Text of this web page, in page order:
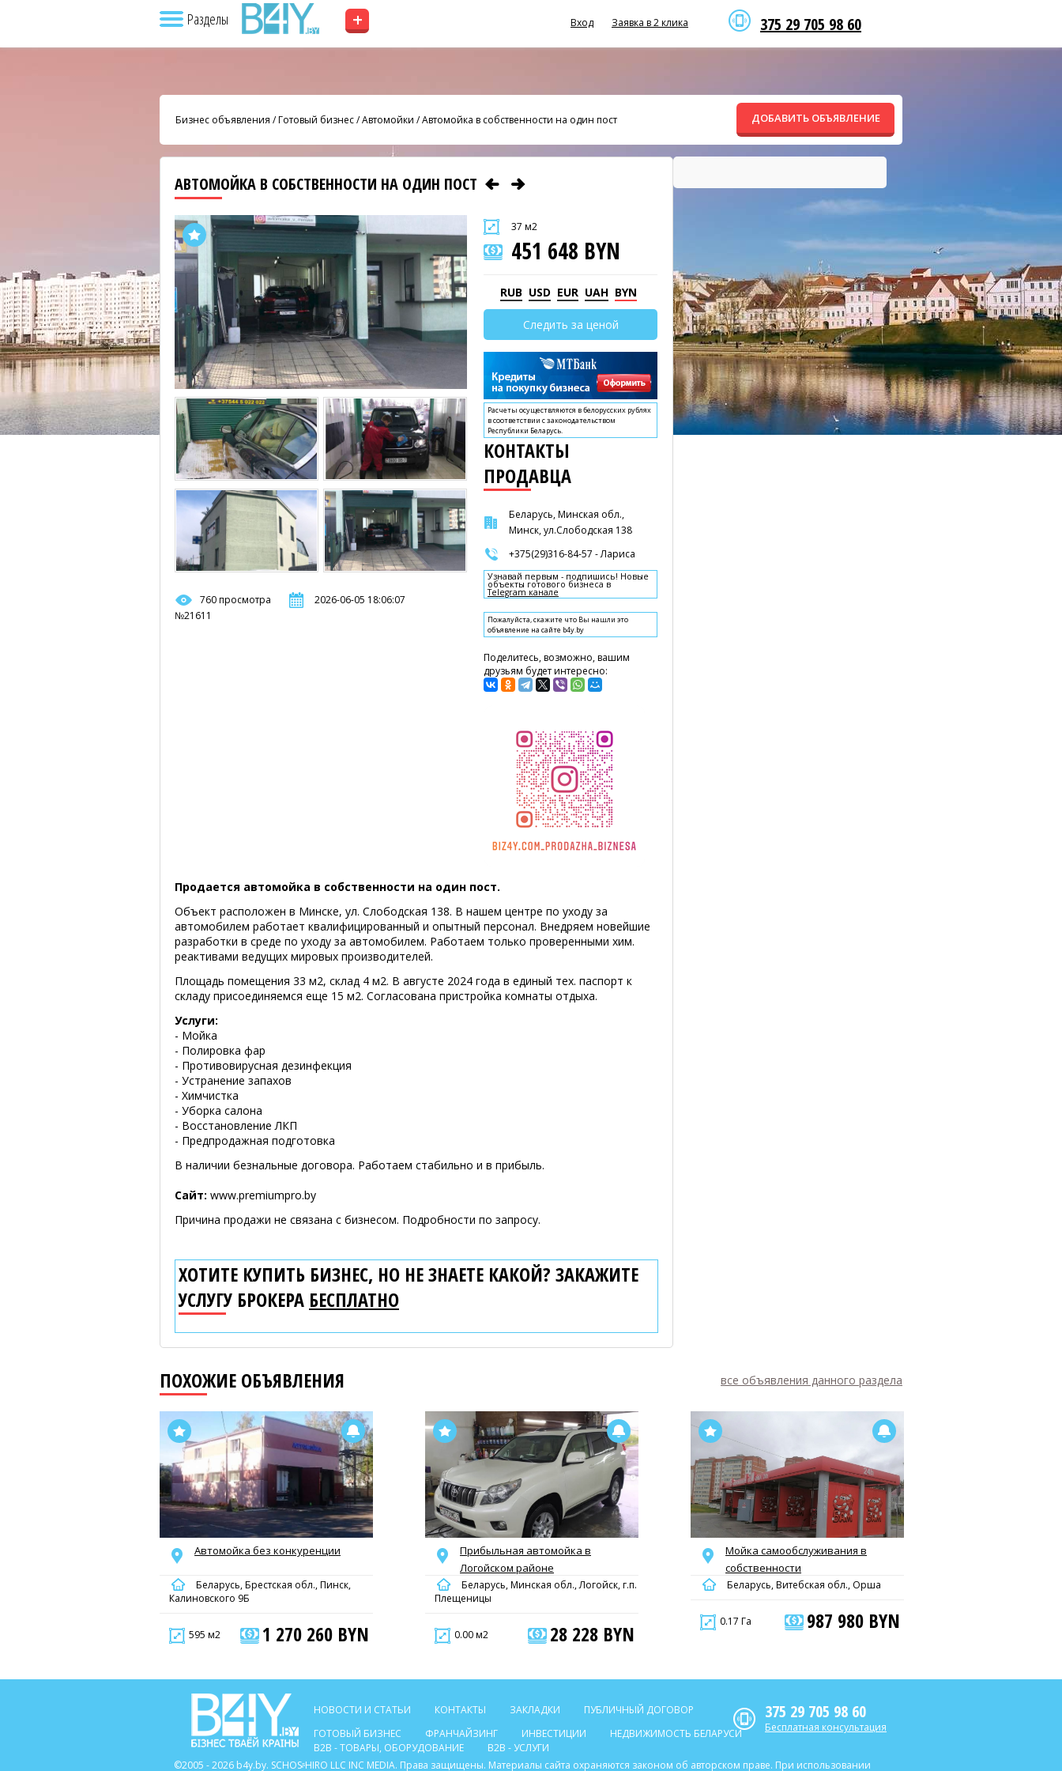
Разделы + 375 29 705 98 60
Вход Заявка в 2 клика
Бизнес объявления /Готовый бизнес/Автомойки /Автомойка в собственности на один пост ДОБАВИТЬ ОБЪЯВЛЕНИЕ
АВТОМОЙКА В СОБСТВЕННОСТИ НА ОДИН ПОСТ
760 просмотра
2026-06-05 18:06:07
№21611
37 м2
451 648 BYN
RUB USD EUR UAH BYN
Следить за ценой
Расчеты осуществляются в белорусских рублях
в соответствии с законодательством
Республики Беларусь.
КОНТАКТЫ
ПРОДАВЦА
Беларусь, Минская обл.,
Минск, ул.Слободская 138
+375(29)316-84-57 - Лариса
Узнавай первым - подпишись! Новые
объекты готового бизнеса в
Telegram канале
Пожалуйста, скажите что Вы нашли это
объявление на сайте b4y.by
Поделитесь, возможно, вашим
друзьям будет интересно:
Продается автомойка в собственности на один пост.
Объект расположен в Минске, ул. Слободская 138. В нашем центре по уходу за
автомобилем работает квалифицированный и опытный персонал. Внедряем новейшие
разработки в среде по уходу за автомобилем. Работаем только проверенными хим.
реактивами ведущих мировых производителей.
Площадь помещения 33 м2, склад 4 м2. В августе 2024 года в единый тех. паспорт к
складу присоединяемся еще 15 м2. Согласована пристройка комнаты отдыха.
Услуги:
- Мойка
- Полировка фар
- Противовирусная дезинфекция
- Устранение запахов
- Химчистка
- Уборка салона
- Восстановление ЛКП
- Предпродажная подготовка
В наличии безнальные договора. Работаем стабильно и в прибыль.
Сайт: www.premiumpro.by
Причина продажи не связана с бизнесом. Подробности по запросу.
ХОТИТЕ КУПИТЬ БИЗНЕС, НО НЕ ЗНАЕТЕ КАКОЙ? ЗАКАЖИТЕ
УСЛУГУ БРОКЕРА БЕСПЛАТНО
ПОХОЖИЕ ОБЪЯВЛЕНИЯ все объявления данного раздела
Автомойка без конкуренции
Беларусь, Брестская обл., Пинск,
Калиновского 9Б
595 м2 1 270 260 BYN
Прибыльная автомойка в
Логойском районе
Беларусь, Минская обл., Логойск, г.п.
Плещеницы
0.00 м2 28 228 BYN
Мойка самообслуживания в
собственности
Беларусь, Витебская обл., Орша
0.17 Га 987 980 BYN
НОВОСТИ И СТАТЬИ КОНТАКТЫ ЗАКЛАДКИ
ПУБЛИЧНЫЙ ДОГОВОР
ГОТОВЫЙ БИЗНЕС
ФРАНЧАЙЗИНГ ИНВЕСТИЦИИ
НЕДВИЖИМОСТЬ БЕЛАРУСИ
B2B - ТОВАРЫ, ОБОРУДОВАНИЕ
B2B - УСЛУГИ
375 29 705 98 60
Бесплатная консультация
©2005 - 2026 b4y.by. SCHOSᶳHIRO LLC INC MEDIA. Права защищены. Материалы сайта охраняются законом об авторском праве. При использовании